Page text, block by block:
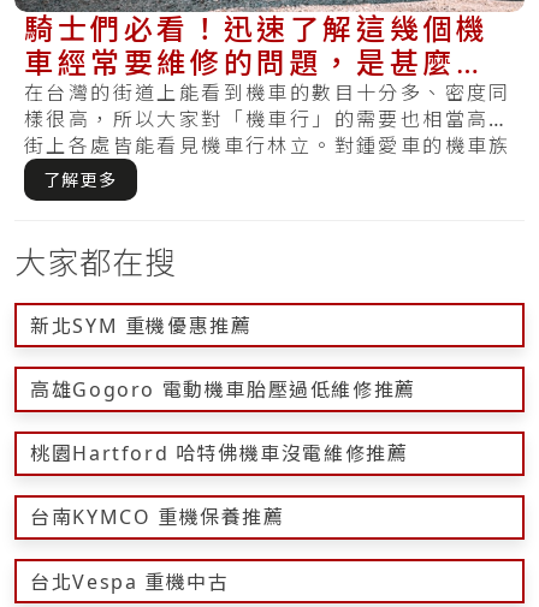
騎士們必看！迅速了解這幾個機
車經常要維修的問題，是甚麼使
得的？
在台灣的街道上能看到機車的數目十分多、密度同
樣很高，所以大家對「機車行」的需要也相當高，
街上各處皆能看見機車行林立。對鍾愛車的機車族
來說.....
了解更多
大家都在搜
新北SYM 重機優惠推薦
高雄Gogoro 電動機車胎壓過低維修推薦
桃園Hartford 哈特佛機車沒電維修推薦
台南KYMCO 重機保養推薦
台北Vespa 重機中古